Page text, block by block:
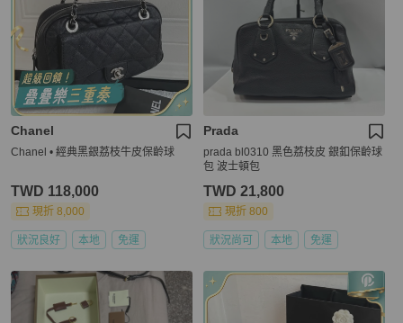
Chanel
Chanel • 經典黑銀荔枝牛皮保齡球
TWD 118,000
現折 8,000
狀況良好 本地 免運
Prada
prada bl0310 黑色荔枝皮 銀釦保齡球
包 波士頓包
TWD 21,800
現折 800
狀況尚可 本地 免運